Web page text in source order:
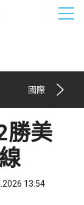
國際
勝美
13:54